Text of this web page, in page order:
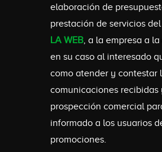
elaboración de
prestación de servicios del
LA WEB, a la empresa a
en su caso al interesado
como atender y contestar
comunicaciones recibidas
prospección comercial
informado a los usuarios
promociones.